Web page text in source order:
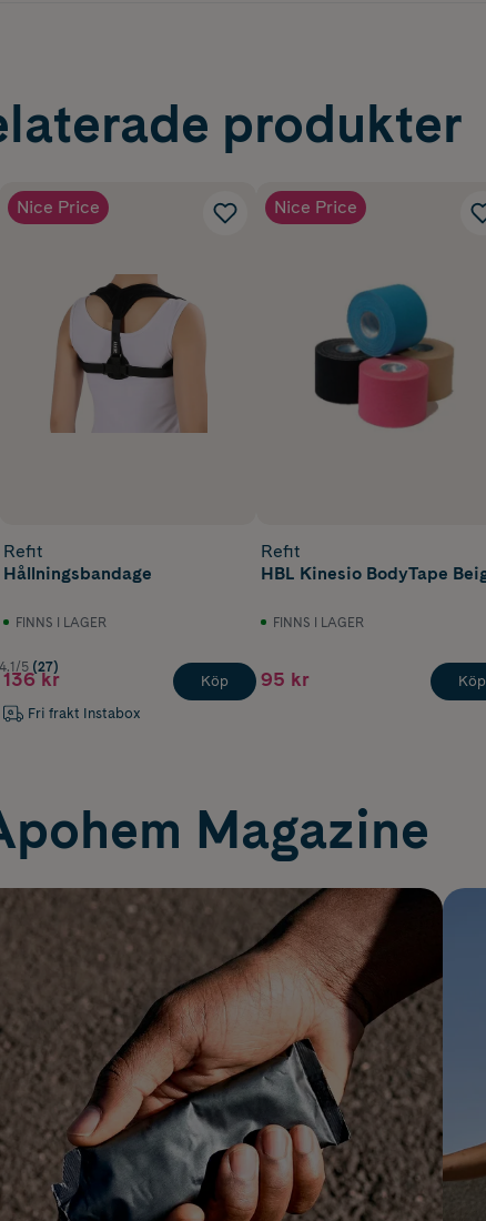
produkter
Nice Price
Refit
Hållningsbandage
FINNS I LAGER
4.1/5 (27)
136 kr
Fri frakt Instabox
Köp
Nice Price
Refit
HBL Kinesio BodyTape
FINNS I LAGER
95 kr Köp
Magazine